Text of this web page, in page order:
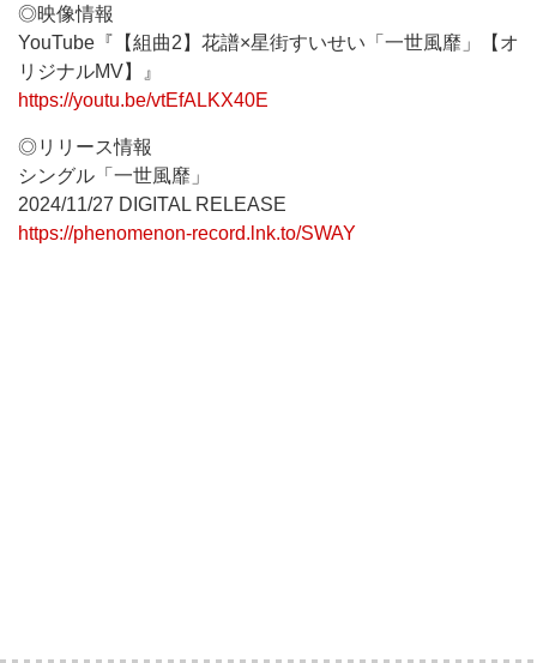
◎映像情報
YouTube『【組曲2】花譜×星街すいせい「一世風靡」【オ
リジナルMV】』
https://youtu.be/vtEfALKX40E
◎リリース情報
シングル「一世風靡」
2024/11/27 DIGITAL RELEASE
https://phenomenon-record.lnk.to/SWAY